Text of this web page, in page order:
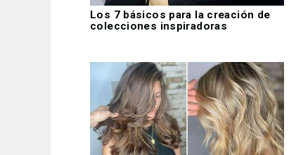
Los 7 básicos para la creación de
colecciones inspiradoras